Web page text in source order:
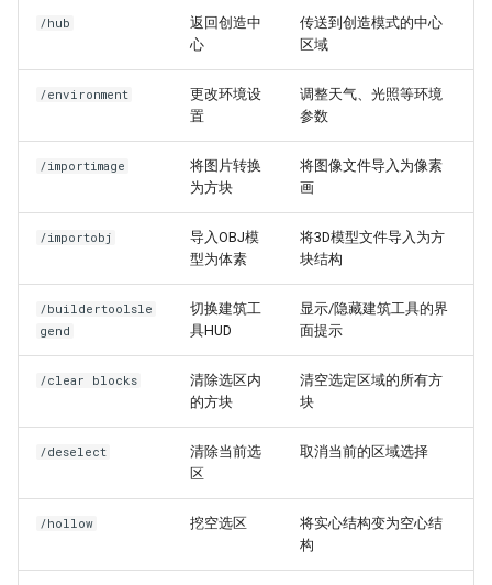
/hub
返回创造中
心
传送到创造模式的中心
区域
/environment
更改环境设
置
调整天气、光照等环境
参数
/importimage
将图片转换
为方块
将图像文件导入为像素
画
/importobj
导入OBJ模
型为体素
将3D模型文件导入为方
块结构
/buildertoolsle
gend
切换建筑工
具HUD
显示/隐藏建筑工具的界
面提示
/clear blocks
清除选区内
的方块
清空选定区域的所有方
块
/deselect
清除当前选
区
取消当前的区域选择
/hollow 挖空选区
将实心结构变为空心结
构